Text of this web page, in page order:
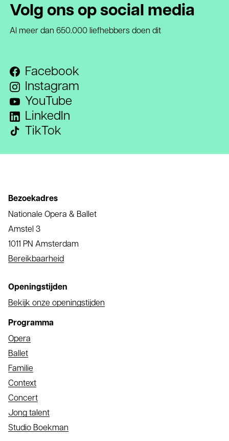
Volg ons op social media
Al meer dan 650.000 liefhebbers doen dit
Facebook
Instagram
YouTube
LinkedIn
TikTok
Bezoekadres
Nationale Opera & Ballet
Amstel 3
1011 PN Amsterdam
Bereikbaarheid
Openingstijden
Bekijk onze openingstijden
Programma
Opera
Ballet
Familie
Context
Concert
Jong talent
Studio Boekman